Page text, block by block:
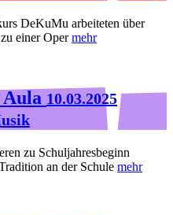
DeKuMu arbeiteten über
einer Opermehr
Aula 10.03.2025
zu Schuljahresbeginn
an der Schule mehr